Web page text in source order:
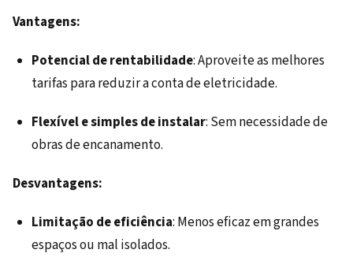
Vantagens:
Potencial de rentabilidade: Aproveite as melhores
tarifas para reduzir a conta de eletricidade.
Flexível e simples de instalar: Sem necessidade de
obras de encanamento.
Desvantagens:
Limitação de eficiência: Menos eficaz em grandes
espaços ou mal isolados.